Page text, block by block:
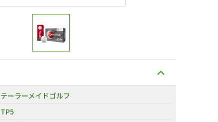
テーラーメイドゴルフ
TP5